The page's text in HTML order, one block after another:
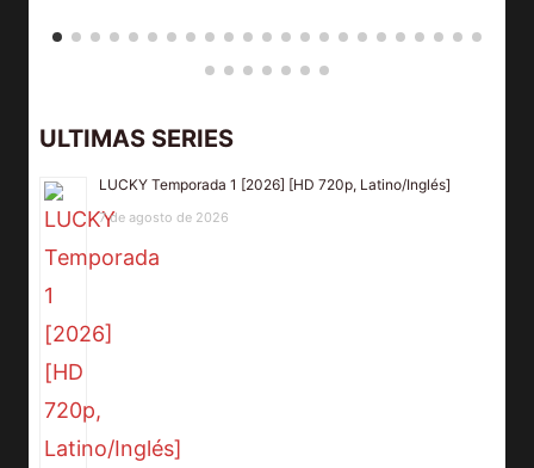
ULTIMAS SERIES
LUCKY Temporada 1 [2026] [HD 720p, Latino/Inglés]
7 de agosto de 2026